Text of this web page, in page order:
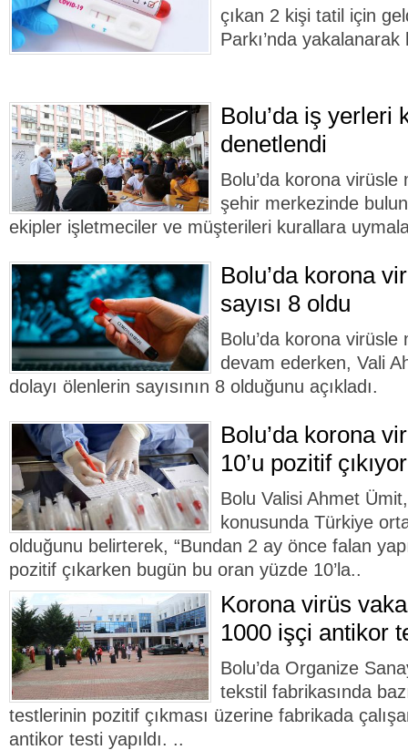
çıkan 2 kişi tatil için
Parkı’nda
Bolu’da iş yerleri
denetlendi
Bolu’da korona virüsle
şehir merkezinde
ekipler işletmeciler ve müşterileri kurallara
Bolu’da korona
sayısı 8 oldu
Bolu’da korona
devam ederken, Vali
dolayı ölenlerin sayısının 8 olduğunu açıkladı.
Bolu’da korona
10’u pozitif çıkıyor
Bolu Valisi Ahmet
konusunda Türkiye
olduğunu belirterek, “Bundan 2 ay önce falan
pozitif çıkarken bugün bu oran yüzde 10’la..
Korona virüs
1000 işçi antikor
Bolu’da Organize
tekstil fabrikasında
testlerinin pozitif çıkması üzerine fabrikada
antikor testi yapıldı. ..